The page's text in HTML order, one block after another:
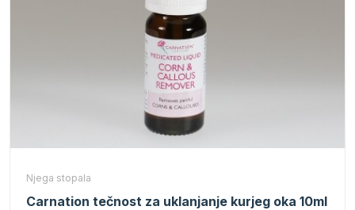
Njega stopala
Carnation tečnost za uklanjanje kurjeg oka 10ml